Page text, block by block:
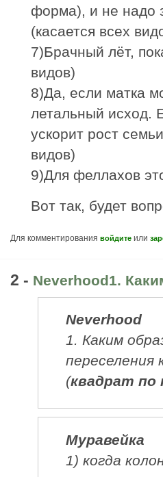
форма), и не надо
(касается всех
7)Брачный лёт,
видов)
8)Да, если матка
летальный исход.
ускорит рост
видов)
9)Для феллахов
Вот так, будет
Для комментирования войдите или
2 - Neverhood1.
Neverhood
1. Каким
переселения
(квадрат по
Муравейка
1) когда